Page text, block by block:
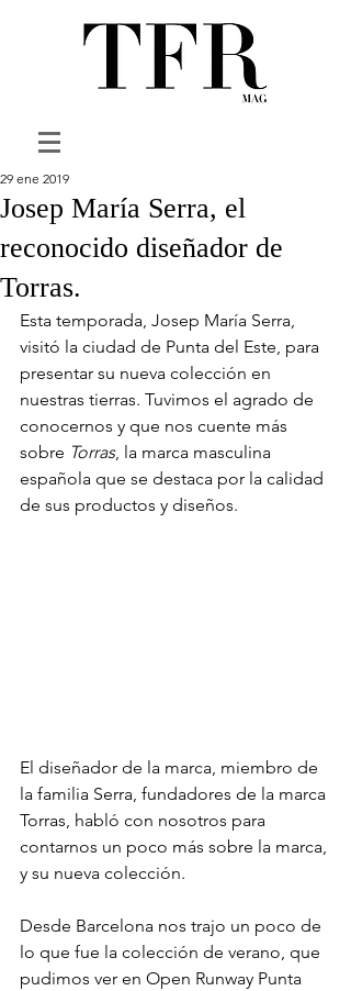
Josep María Serra, el
reconocido diseñador de
Torras.
29 ene 2019
Esta temporada, Josep María Serra,
visitó la ciudad de Punta del Este, para
presentar su nueva colección en
nuestras tierras. Tuvimos el agrado de
conocernos y que nos cuente más
sobre Torras, la marca masculina
española que se destaca por la calidad
de sus productos y diseños.
El diseñador de la marca, miembro de
la familia Serra, fundadores de la marca
Torras, habló con nosotros para
contarnos un poco más sobre la marca,
y su nueva colección.
Desde Barcelona nos trajo un poco de
lo que fue la colección de verano, que
pudimos ver en Open Runway Punta